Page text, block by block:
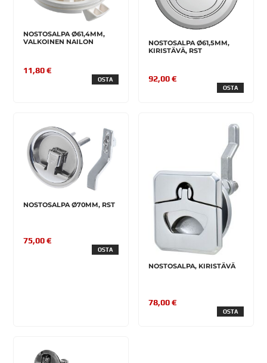
NOSTOSALPA Ø61,4MM,
VALKOINEN NAILON
11,80 €
OSTA
NOSTOSALPA Ø61,5MM,
KIRISTÄVÄ, RST
92,00 €
OSTA
NOSTOSALPA Ø70MM, RST
75,00 €
OSTA
NOSTOSALPA, KIRISTÄVÄ
78,00 €
OSTA